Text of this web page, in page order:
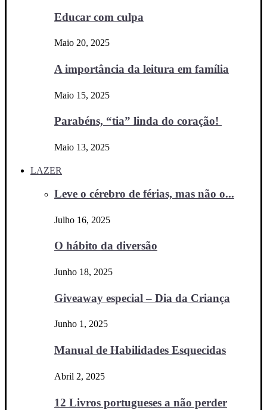
Educar com culpa
Maio 20, 2025
A importância da leitura em família
Maio 15, 2025
Parabéns, “tia” linda do coração!
Maio 13, 2025
LAZER
Leve o cérebro de férias, mas não o...
Julho 16, 2025
O hábito da diversão
Junho 18, 2025
Giveaway especial – Dia da Criança
Junho 1, 2025
Manual de Habilidades Esquecidas
Abril 2, 2025
12 Livros portugueses a não perder